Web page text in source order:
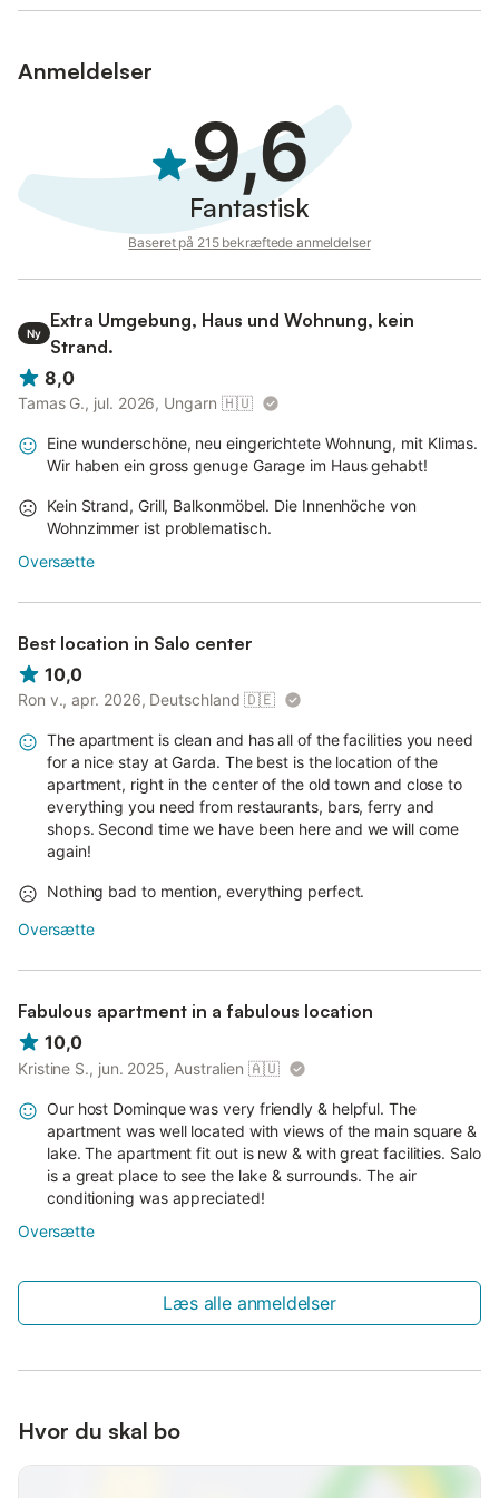
Anmeldelser
9,6
Fantastisk
Baseret på 215 bekræftede anmeldelser
Ny
Extra Umgebung, Haus und Wohnung, kein
Strand.
8,0
Tamas G., jul. 2026, Ungarn 🇭🇺
Eine wunderschöne, neu eingerichtete Wohnung, mit Klimas.
Wir haben ein gross genuge Garage im Haus gehabt!
Kein Strand, Grill, Balkonmöbel. Die Innenhöche von
Wohnzimmer ist problematisch.
Oversætte
Best location in Salo center
10,0
Ron v., apr. 2026, Deutschland 🇩🇪
The apartment is clean and has all of the facilities you need
for a nice stay at Garda. The best is the location of the
apartment, right in the center of the old town and close to
everything you need from restaurants, bars, ferry and
shops. Second time we have been here and we will come
again!
Nothing bad to mention, everything perfect.
Oversætte
Fabulous apartment in a fabulous location
10,0
Kristine S., jun. 2025, Australien 🇦🇺
Our host Dominque was very friendly & helpful. The
apartment was well located with views of the main square &
lake. The apartment fit out is new & with great facilities. Salo
is a great place to see the lake & surrounds. The air
conditioning was appreciated!
Oversætte
Læs alle anmeldelser
Hvor du skal bo